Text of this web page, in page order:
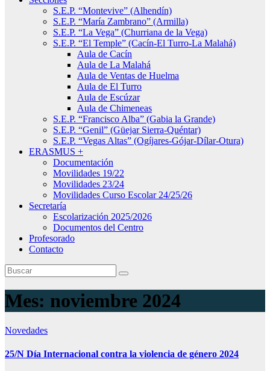
S.E.P. “Montevive” (Alhendín)
S.E.P. “María Zambrano” (Armilla)
S.E.P. “La Vega” (Churriana de la Vega)
S.E.P. “El Temple” (Cacín-El Turro-La Malahá)
Aula de Cacín
Aula de La Malahá
Aula de Ventas de Huelma
Aula de El Turro
Aula de Escúzar
Aula de Chimeneas
S.E.P. “Francisco Alba” (Gabia la Grande)
S.E.P. “Genil” (Güejar Sierra-Quéntar)
S.E.P. “Vegas Altas” (Ogíjares-Gójar-Dílar-Otura)
ERASMUS +
Documentación
Movilidades 19/22
Movilidades 23/24
Movilidades Curso Escolar 24/25/26
Secretaría
Escolarización 2025/2026
Documentos del Centro
Profesorado
Contacto
Mes: noviembre 2024
Novedades
25/N Día Internacional contra la violencia de género 2024